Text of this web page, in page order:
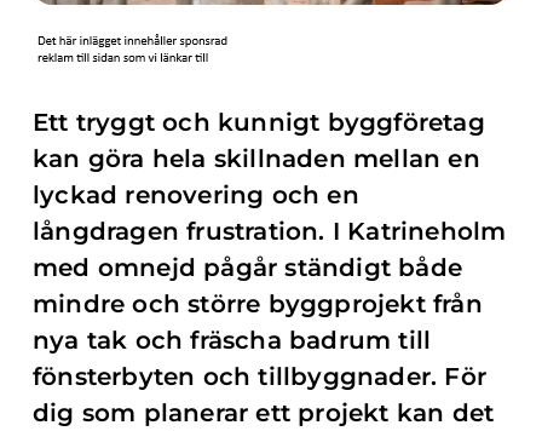
Ett tryggt och kunnigt byggföretag
kan göra hela skillnaden mellan en
lyckad renovering och en
långdragen frustration. I Katrineholm
med omnejd pågår ständigt både
mindre och större byggprojekt från
nya tak och fräscha badrum till
fönsterbyten och tillbyggnader. För
dig som planerar ett projekt kan det